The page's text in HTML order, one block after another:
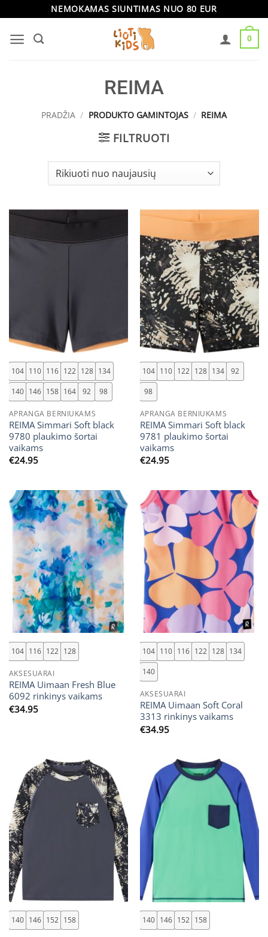
content
NEMOKAMAS SIUNTIMAS NUO 80 EUR
0
REIMA
PRADŽIA / PRODUKTO GAMINTOJAS / REIMA
FILTRUOTI
104 110 116 122 128 134
140 146 158 164 92 98
APRANGA BERNIUKAMS
REIMA Simmari Soft black
9780 plaukimo šortai
vaikams
€24.95
104 110 122 128 134
92
98
APRANGA BERNIUKAMS
REIMA Simmari Soft black
9781 plaukimo šortai
vaikams
€24.95
104 116 122 128
AKSESUARAI
REIMA Uimaan Fresh Blue
6092 rinkinys vaikams
€34.95
104 110 116 122 128 134
140
AKSESUARAI
REIMA Uimaan Soft Coral
3313 rinkinys vaikams
€34.95
140 146 152 158 140 146 152 158